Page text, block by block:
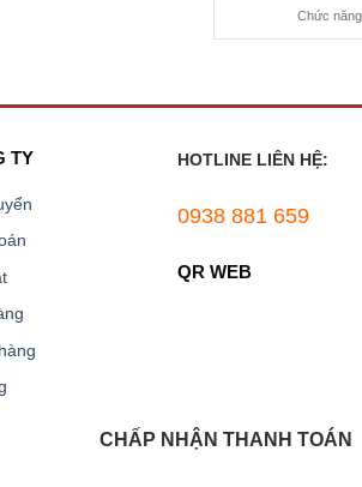
Chức
TY HOTLINE LIÊN HỆ:
0938 881 659
QR WEB
TOÁN